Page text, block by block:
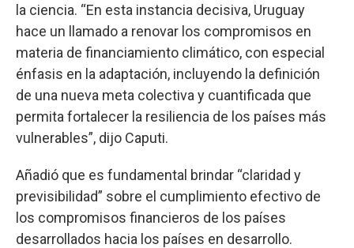
la ciencia. “En esta instancia decisiva, Uruguay
hace un llamado a renovar los compromisos en
materia de financiamiento climático, con especial
énfasis en la adaptación, incluyendo la definición
de una nueva meta colectiva y cuantificada que
permita fortalecer la resiliencia de los países más
vulnerables”, dijo Caputi.
Añadió que es fundamental brindar “claridad y
previsibilidad” sobre el cumplimiento efectivo de
los compromisos financieros de los países
desarrollados hacia los países en desarrollo.